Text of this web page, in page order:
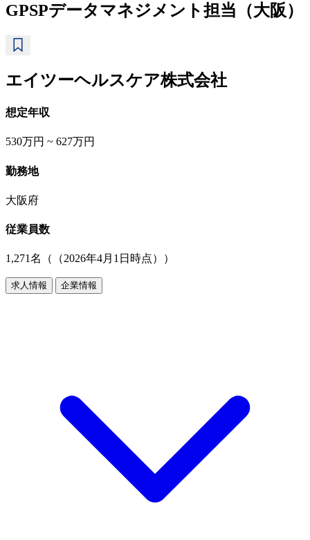
GPSPデータマネジメント担当（大阪）
エイツーヘルスケア株式会社
想定年収
530万円 ~ 627万円
勤務地
大阪府
従業員数
1,271名（（2026年4月1日時点））
求人情報 企業情報